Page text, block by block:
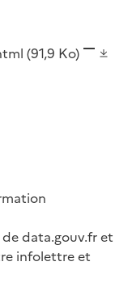
(91,9 Ko)
data.gouv.fr et
infolettre et